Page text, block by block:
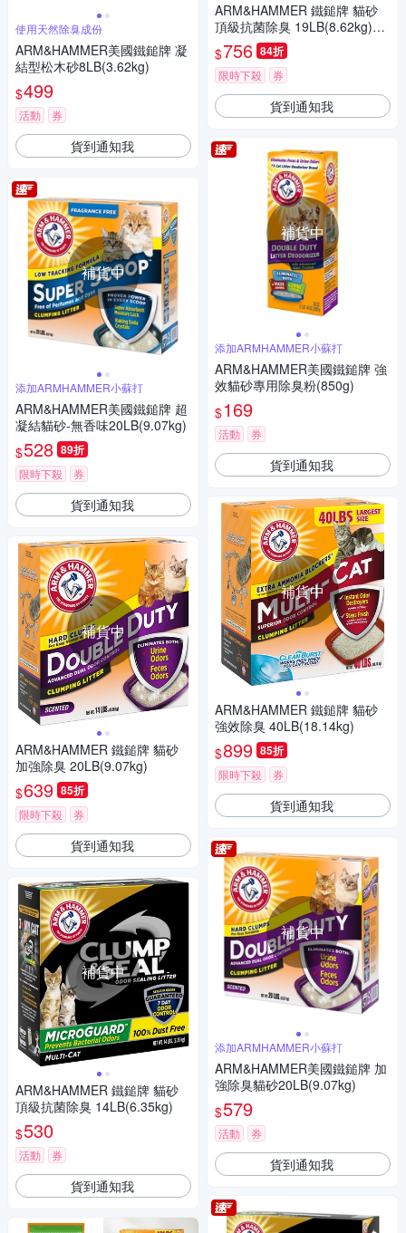
使用天然除臭成份
ARM&HAMMER美國鐵鎚牌 凝
結型松木砂8LB(3.62kg)
$499
活動 券
貨到通知我
補貨中
添加ARMHAMMER小蘇打
ARM&HAMMER美國鐵鎚牌 超
凝結貓砂-無香味20LB(9.07kg)
$528 89折
限時下殺 券
貨到通知我
補貨中
ARM&HAMMER 鐵鎚牌 貓砂
加強除臭 20LB(9.07kg)
$639 85折
限時下殺 券
貨到通知我
補貨中
ARM&HAMMER 鐵鎚牌 貓砂
頂級抗菌除臭 14LB(6.35kg)
$530
活動 券
貨到通知我
ARM&HAMMER 鐵鎚牌 貓砂
頂級抗菌除臭 19LB(8.62kg)2
盒
$756 84折
限時下殺 券
貨到通知我
補貨中
添加ARMHAMMER小蘇打
ARM&HAMMER美國鐵鎚牌 強
效貓砂專用除臭粉(850g)
$169
活動 券
貨到通知我
補貨中
ARM&HAMMER 鐵鎚牌 貓砂
強效除臭 40LB(18.14kg)
$899 85折
限時下殺 券
貨到通知我
補貨中
添加ARMHAMMER小蘇打
ARM&HAMMER美國鐵鎚牌 加
強除臭貓砂20LB(9.07kg)
$579
活動 券
貨到通知我